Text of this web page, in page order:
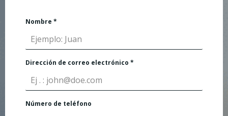
Nombre *
Dirección de correo electrónico *
Número de teléfono